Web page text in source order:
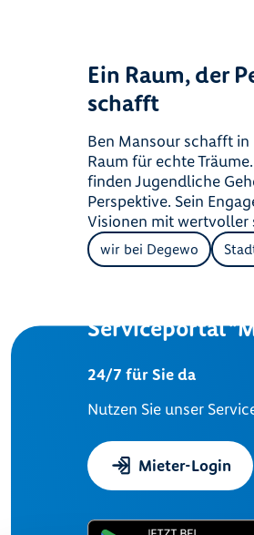
Ein Raum, der
schafft
Ben Mansour schafft
Raum für echte
finden Jugendliche
Perspektive. Sein
Visionen mit wertvoller
wir bei Degewo
Serviceportal
24/7 für Sie da
Nutzen Sie unser
Mieter-Login